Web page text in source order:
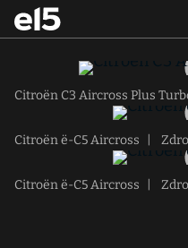
Citroën C3 Aircross Plus
Citroën ë-C5 Aircross
Citroën ë-C5 Aircross